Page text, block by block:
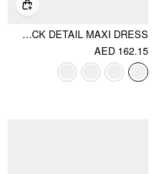
BOAT NECK RUCHED PEARL-BACK DETAIL MAXI DRESS
AED 162.15